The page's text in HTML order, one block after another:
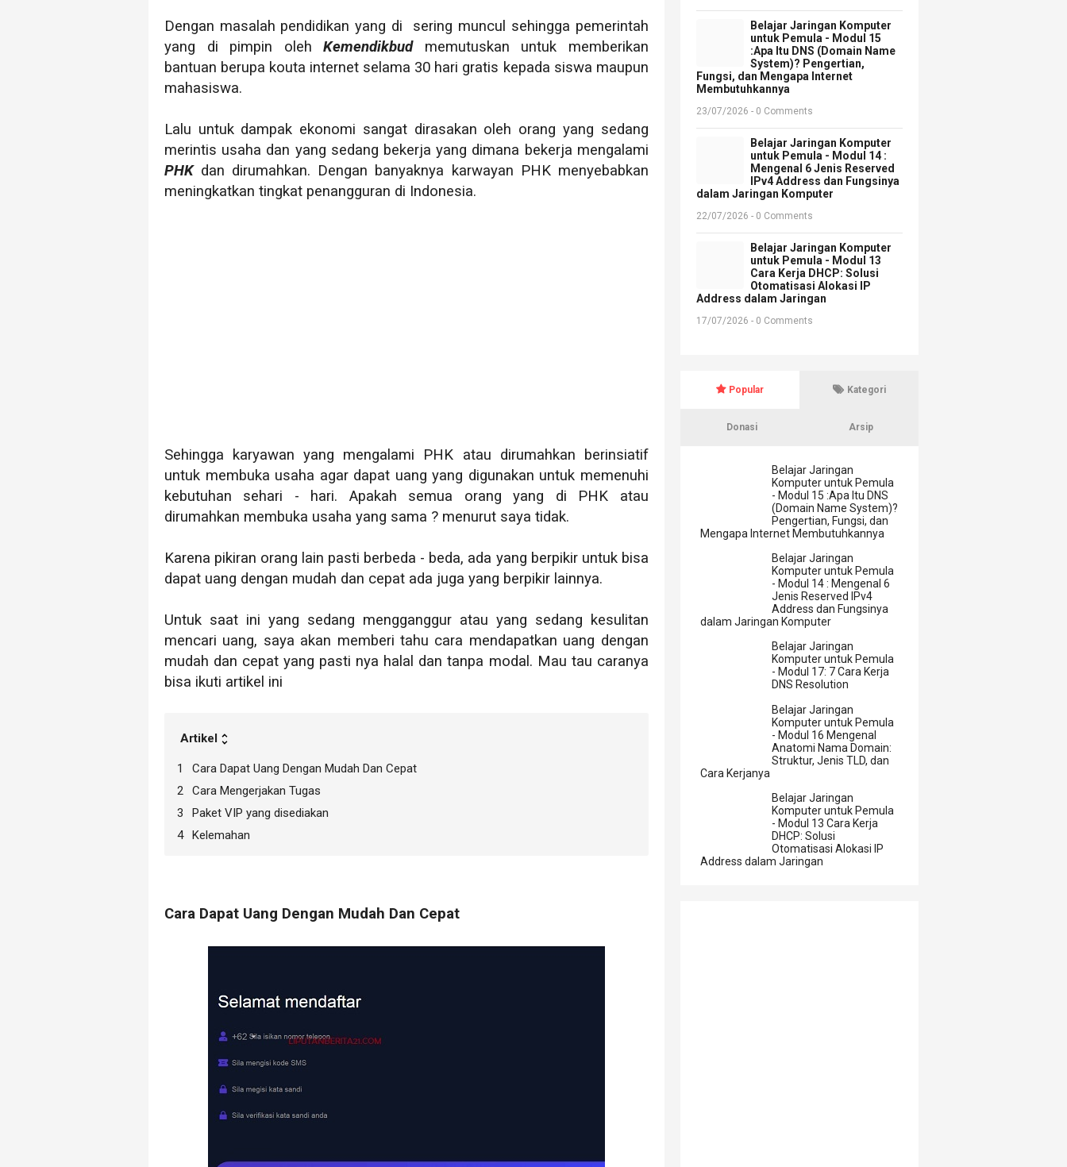
Dengan masalah pendidikan yang di sering muncul sehingga pemerintah
yang di pimpin olehKemendikbudmemutuskan untuk memberikan
bantuan berupa kouta internet selama 30 hari gratis kepada siswa maupun
mahasiswa.
Lalu untuk dampak ekonomi sangat dirasakan oleh orang yang sedang
merintis usaha dan yang sedang bekerja yang dimana bekerja mengalami
PHKdan dirumahkan. Dengan banyaknya karwayan PHK menyebabkan
meningkatkan tingkat penangguran di Indonesia.
Sehingga karyawan yang mengalami PHK atau dirumahkan berinsiatif
untuk membuka usaha agar dapat uang yang digunakan untuk memenuhi
kebutuhan sehari - hari. Apakah semua orang yang di PHK atau
dirumahkan membuka usaha yang sama ? menurut saya tidak.
Karena pikiran orang lain pasti berbeda - beda, ada yang berpikir untuk bisa
dapat uang dengan mudah dan cepat ada juga yang berpikir lainnya.
Untuk saat ini yang sedang mengganggur atau yang sedang kesulitan
mencari uang, saya akan memberi tahu cara mendapatkan uang dengan
mudah dan cepat yang pasti nya halal dan tanpa modal. Mau tau caranya
bisa ikuti artikel ini
Artikel
Cara Dapat Uang Dengan Mudah Dan Cepat
Cara Mengerjakan Tugas
Paket VIP yang disediakan
Kelemahan
Cara Dapat Uang Dengan Mudah Dan Cepat
Belajar Jaringan Komputer
untuk Pemula - Modul 15
:Apa Itu DNS (Domain Name
System)? Pengertian,
Fungsi, dan Mengapa Internet
Membutuhkannya
23/07/2026 - 0 Comments
Belajar Jaringan Komputer
untuk Pemula - Modul 14 :
Mengenal 6 Jenis Reserved
IPv4 Address dan Fungsinya
dalam Jaringan Komputer
22/07/2026 - 0 Comments
Belajar Jaringan Komputer
untuk Pemula - Modul 13
Cara Kerja DHCP: Solusi
Otomatisasi Alokasi IP
Address dalam Jaringan
17/07/2026 - 0 Comments
Popular Kategori
Donasi Arsip
Belajar Jaringan
Komputer untuk Pemula
- Modul 15 :Apa Itu DNS
(Domain Name System)?
Pengertian, Fungsi, dan
Mengapa Internet Membutuhkannya
Belajar Jaringan
Komputer untuk Pemula
- Modul 14 : Mengenal 6
Jenis Reserved IPv4
Address dan Fungsinya
dalam Jaringan Komputer
Belajar Jaringan
Komputer untuk Pemula
- Modul 17: 7 Cara Kerja
DNS Resolution
Belajar Jaringan
Komputer untuk Pemula
- Modul 16 Mengenal
Anatomi Nama Domain:
Struktur, Jenis TLD, dan
Cara Kerjanya
Belajar Jaringan
Komputer untuk Pemula
- Modul 13 Cara Kerja
DHCP: Solusi
Otomatisasi Alokasi IP
Address dalam Jaringan